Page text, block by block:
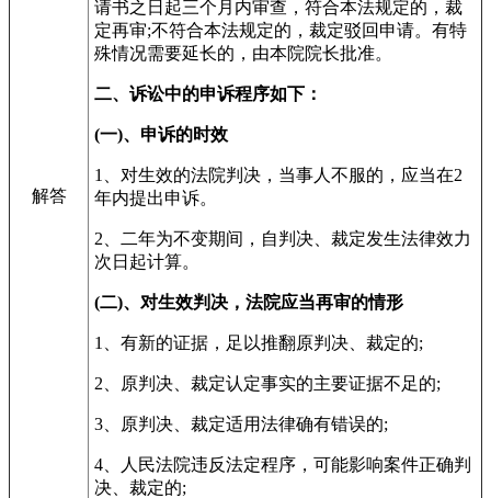
解答
请书之日起三个月内审查，符合本法规定的，裁
定再审;不符合本法规定的，裁定驳回申请。有特
殊情况需要延长的，由本院院长批准。
二、诉讼中的申诉程序如下：
(一)、申诉的时效
1、对生效的法院判决，当事人不服的，应当在2
年内提出申诉。
2、二年为不变期间，自判决、裁定发生法律效力
次日起计算。
(二)、对生效判决，法院应当再审的情形
1、有新的证据，足以推翻原判决、裁定的;
2、原判决、裁定认定事实的主要证据不足的;
3、原判决、裁定适用法律确有错误的;
4、人民法院违反法定程序，可能影响案件正确判
决、裁定的;